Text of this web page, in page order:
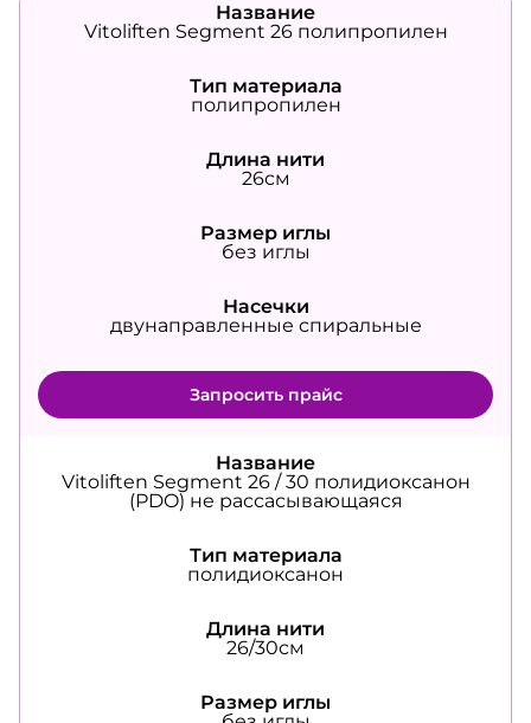
Название
Vitoliften Segment 26 полипропилен
Тип материала
полипропилен
Длина нити
26см
Размер иглы
без иглы
Насечки
двунаправленные спиральные
Запросить прайс
Название
Vitoliften Segment 26 / 30 полидиоксанон
(PDO) не рассасывающаяся
Тип материала
полидиоксанон
Длина нити
26/30см
Размер иглы